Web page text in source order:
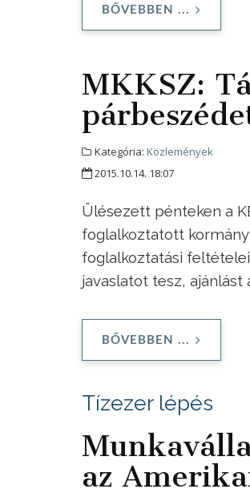
BŐVEBBEN ...
MKKSZ:
Kategória: Közlemények
2015.10.14. 18:07
Ülésezett pénteken a
foglalkoztatott
foglalkoztatási
javaslatot tesz, ajánlást
BŐVEBBEN ...
Tízezer lépés
az